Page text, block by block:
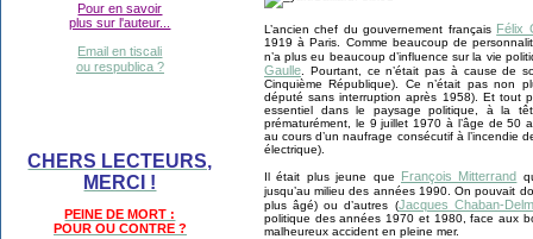
Pour en savoir
plus sur l'auteur...
Email en tiscali
ou respublica ?
CHERS LECTEURS,
MERCI !
PEINE DE MORT :
POUR OU CONTRE ?
L’ancien chef du gouvernement français Félix
1919 à Paris. Comme beaucoup de
n’a plus eu beaucoup d’influence sur la vie
Gaulle . Pourtant, ce n’était pas à cause de
Cinquième République). Ce n’était pas non
député sans interruption après 1958). Et tout
essentiel dans le paysage politique, à la
prématurément, le 9 juillet 1970 à l’âge de 50
au cours d’un naufrage consécutif à l’incendie
électrique).
Il était plus jeune que François Mitterrand
jusqu’au milieu des années 1990. On pouvait
plus âgé) ou d’autres (Jacques Chaban-
politique des années 1970 et 1980, face aux
malheureux accident en pleine mer.